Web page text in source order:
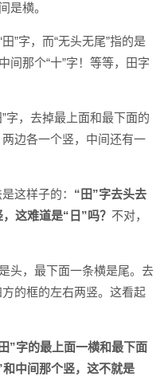
是横。
”字，而“无头无尾”指的是
间那个“十”字！等等，田字
字，去掉最上面和最下面的
边各一个竖，中间还有一
这样子的： “田”字去头去
这难道是“日”吗？ 不对，
头，最下面一条横是尾。去
的框的左右两竖。这看起
”字的最上面一横和最下面
中间那个竖，这不就是